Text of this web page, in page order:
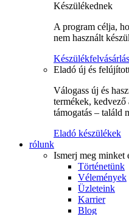
Készülékednek
A program célja,
nem használt
Készülékfelvásárlás
Eladó új és
Válogass új és
termékek, kedvező
támogatás – találd
Eladó készülékek
rólunk
Ismerj meg minket
Történetünk
Vélemények
Üzleteink
Karrier
Blog